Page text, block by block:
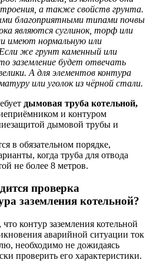
а также свойств грунта.
благоприятными типами почвы
являются суглинок, торф или
имеют нормальную или
же грунт каменный или
заземление будет отвечать
А для элементов контура
или уголок из чёрной стали.
дымовая труба котельной,
и контуром
дымовой трубы и
в обязательном порядке,
когда труба для отвода
не более 8 метров.
проверка
заземления котельной?
контур заземления котельной
аварийной ситуации ток
необходимо не дожидаясь
проверить его характеристики.